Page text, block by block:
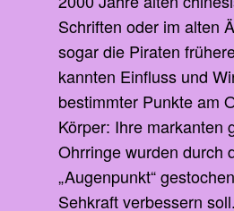
Schriften oder im alten
sogar die Piraten
kannten Einfluss und
bestimmter Punkte am
Körper: Ihre markanten
Ohrringe wurden durch
„Augenpunkt“
Sehkraft verbessern